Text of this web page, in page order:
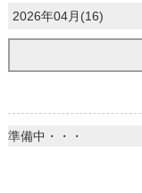
2026年04月(16)
準備中・・・